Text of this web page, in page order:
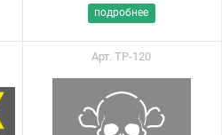
подробнее
Арт. ТР-120